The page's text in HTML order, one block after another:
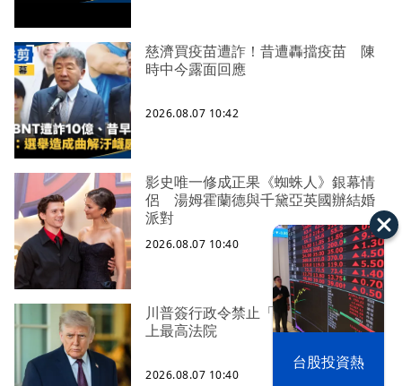
之下
台股投資熱
慈濟買疫苗遭詐！昔遭轟擋疫苗 陳
時中今露面回應
2026.08.07 10:42
影史唯一修成正果《蜘蛛人》銀幕情
侶 湯姆霍蘭德與千黛亞英國辦結婚
派對
2026.08.07 10:40
川普簽行政令禁止「生育旅遊」 槓
上最高法院
2026.08.07 10:40